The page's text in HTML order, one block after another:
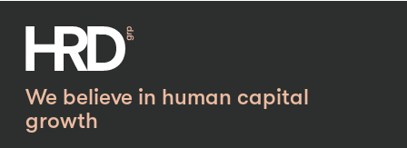
We believe in human capital
growth